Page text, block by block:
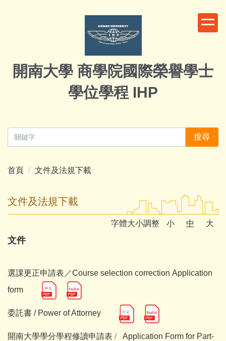
開南大學 商學院國際榮譽學士
學位學程 IHP
搜尋
首頁 文件及法規下載
文件及法規下載
字體大小調整 小 中 大
文件
選課更正申請表／Course selection correction Application
form
委託書 / Power of Attorney
開南大學學分學程修讀申請表 / Application Form for Part-